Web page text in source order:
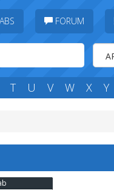
FORUM
T U V W X Y